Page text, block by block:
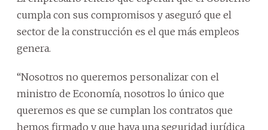
cumpla con sus compromisos y aseguró que el
sector de la construcción es el que más empleos
genera.
“Nosotros no queremos personalizar con el
ministro de Economía, nosotros lo único que
queremos es que se cumplan los contratos que
hemos firmado y que haya una seguridad jurídica